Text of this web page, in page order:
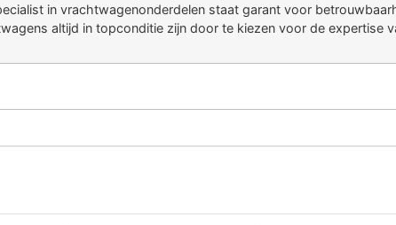
in vrachtwagenonderdelen staat garant voor
altijd in topconditie zijn door te kiezen voor de expertise